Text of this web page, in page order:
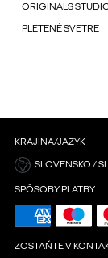
ORIGINALS
PLETENÉ SVETRE
KRAJINA/JAZYK
SLOVENSKO /
SPÔSOBY PLATBY
ZOSTAŇTE V